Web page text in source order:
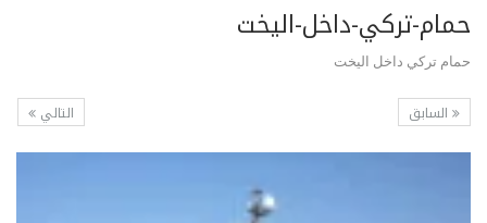
حمام-تركي-داخل-اليخت
حمام تركي داخل اليخت
التالي السابق